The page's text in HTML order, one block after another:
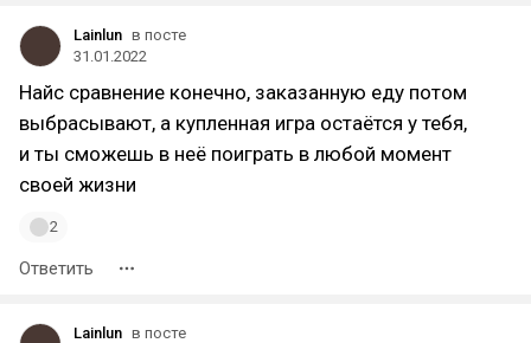
Lainlun в посте
31.01.2022
Найс сравнение конечно, заказанную еду потом
выбрасывают, а купленная игра остаётся у тебя,
и ты сможешь в неё поиграть в любой момент
своей жизни
2
Ответить
Lainlun в посте